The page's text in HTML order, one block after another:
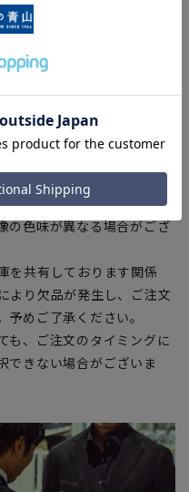
了承ください。
イズ表を確認の上、ご購
。予めご了承ください。
記載しております。一
ドサイズ)を記載している
、また撮影時の室内外の光
の色味が異なる場合がござ
を共有しております関係
より欠品が発生し、ご注文
めご了承ください。
、ご注文のタイミングに
できない場合がございま